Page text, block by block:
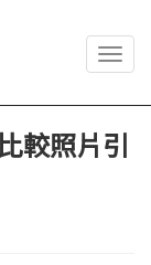
較照片引